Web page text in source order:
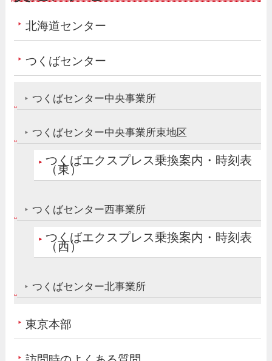
北海道センター
つくばセンター
つくばセンター中央事業所
つくばセンター中央事業所東地区
つくばエクスプレス乗換案内・時刻表
（東）
つくばセンター西事業所
つくばエクスプレス乗換案内・時刻表
（西）
つくばセンター北事業所
東京本部